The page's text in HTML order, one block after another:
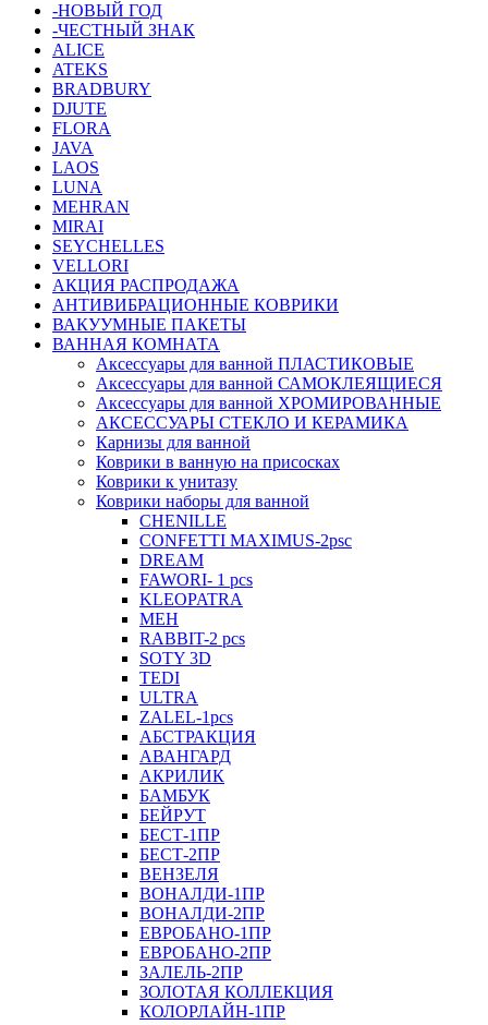
-НОВЫЙ ГОД
-ЧЕСТНЫЙ ЗНАК
ALICE
ATEKS
BRADBURY
DJUTE
FLORA
JAVA
LAOS
LUNA
MEHRAN
MIRAI
SEYCHELLES
VELLORI
АКЦИЯ РАСПРОДАЖА
АНТИВИБРАЦИОННЫЕ КОВРИКИ
ВАКУУМНЫЕ ПАКЕТЫ
ВАННАЯ КОМНАТА
Аксессуары для ванной ПЛАСТИКОВЫЕ
Аксессуары для ванной САМОКЛЕЯЩИЕСЯ
Аксессуары для ванной ХРОМИРОВАННЫЕ
АКСЕССУАРЫ СТЕКЛО И КЕРАМИКА
Карнизы для ванной
Коврики в ванную на присосках
Коврики к унитазу
Коврики наборы для ванной
CHENILLE
CONFETTI MAXIMUS-2psc
DREAM
FAWORI- 1 pcs
KLEOPATRA
MEH
RABBIT-2 pcs
SOTY 3D
TEDI
ULTRA
ZALEL-1pcs
АБСТРАКЦИЯ
АВАНГАРД
АКРИЛИК
БАМБУК
БЕЙРУТ
БЕСТ-1ПР
БЕСТ-2ПР
ВЕНЗЕЛЯ
ВОНАЛДИ-1ПР
ВОНАЛДИ-2ПР
ЕВРОБАНО-1ПР
ЕВРОБАНО-2ПР
ЗАЛЕЛЬ-2ПР
ЗОЛОТАЯ КОЛЛЕКЦИЯ
КОЛОРЛАЙН-1ПР